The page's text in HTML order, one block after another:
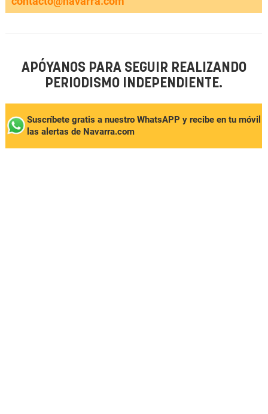
APÓYANOS PARA SEGUIR REALIZANDO
PERIODISMO INDEPENDIENTE.
Suscríbete gratis a nuestro WhatsAPP y recibe en tu móvil
las alertas de Navarra.com